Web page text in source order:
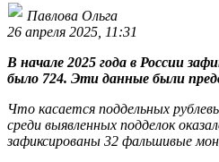
Павлова Ольга
26 апреля 2025, 11:31
В начале 2025 года в России
было 724. Эти данные были
Что касается поддельных
среди выявленных подделок
зафиксированы 32 фальшивые